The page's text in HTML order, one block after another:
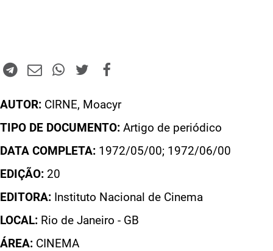
AUTOR: CIRNE, Moacyr
TIPO DE DOCUMENTO: Artigo de periódico
DATA COMPLETA: 1972/05/00; 1972/06/00
EDIÇÃO: 20
EDITORA: Instituto Nacional de Cinema
LOCAL: Rio de Janeiro - GB
ÁREA: CINEMA